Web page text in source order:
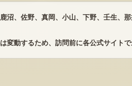
沼、佐野、真岡、小山、下野、壬生、
動するため、訪問前に各公式サイトで